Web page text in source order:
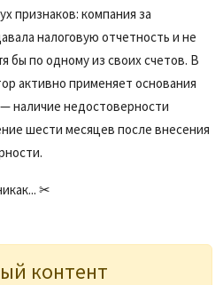
признаков: компания за
налоговую отчетность и не
бы по одному из своих счетов. В
активно применяет основания
наличие недостоверности
шести месяцев после внесения
✂
контент